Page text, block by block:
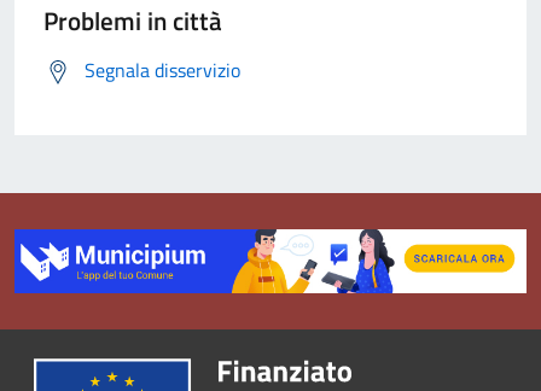
Problemi in città
Segnala disservizio